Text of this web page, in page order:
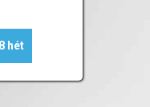
hét